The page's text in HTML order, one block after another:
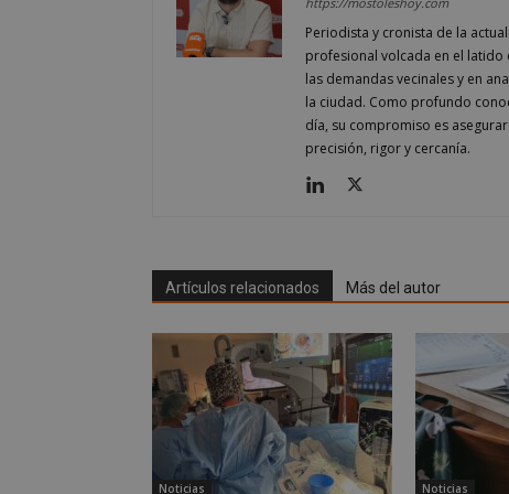
Periodista y cronista de la
profesional volcada en el latido
las demandas vecinales y en
la ciudad. Como profundo
día, su compromiso es
precisión, rigor y cercanía.
Artículos relacionados Más del autor
Noticias Noticias
Nombre
wpjm-stat-
wpjm-stat-
wpjm-stat-
wpjm-stat-
job_listing_60028_0
wpjm-stat-
wpjm-stat-
wpjm-stat-